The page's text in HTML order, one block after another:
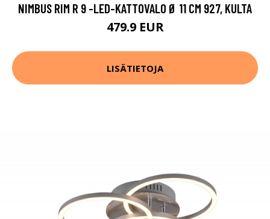
NIMBUS RIM R 9 -LED-KATTOVALO Ø 11 CM 927, KULTA
479.9 EUR
LISÄTIETOJA